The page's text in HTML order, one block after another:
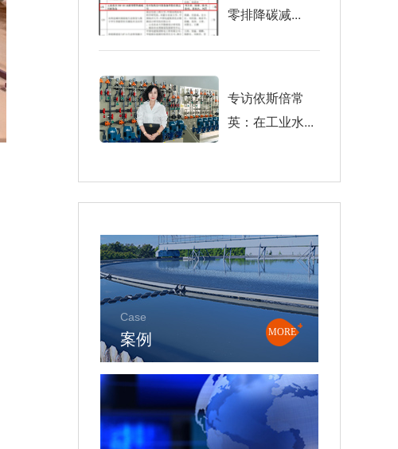
零排降碳减...
专访依斯倍常
英：在工业水...
Case
案例 MORE